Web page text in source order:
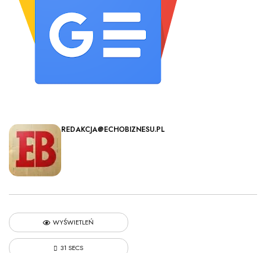
REDAKCJA@ECHOBIZNESU.PL
WYŚWIETLEŃ
31 SECS